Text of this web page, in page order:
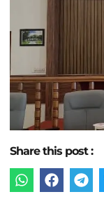
Share this post :